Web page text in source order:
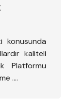
konusunda
kaliteli
Platformu
….